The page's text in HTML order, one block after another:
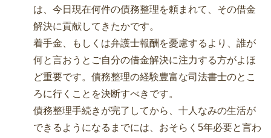
は、今日現在何件の債務整理を頼まれて、その借金
解決に貢献してきたかです。
着手金、もしくは弁護士報酬を憂慮するより、誰が
何と言おうとご自分の借金解決に注力する方がよほ
ど重要です。債務整理の経験豊富な司法書士のとこ
ろに行くことを決断すべきです。
債務整理手続きが完了してから、十人なみの生活が
できるようになるまでには、おそらく5年必要と言わ